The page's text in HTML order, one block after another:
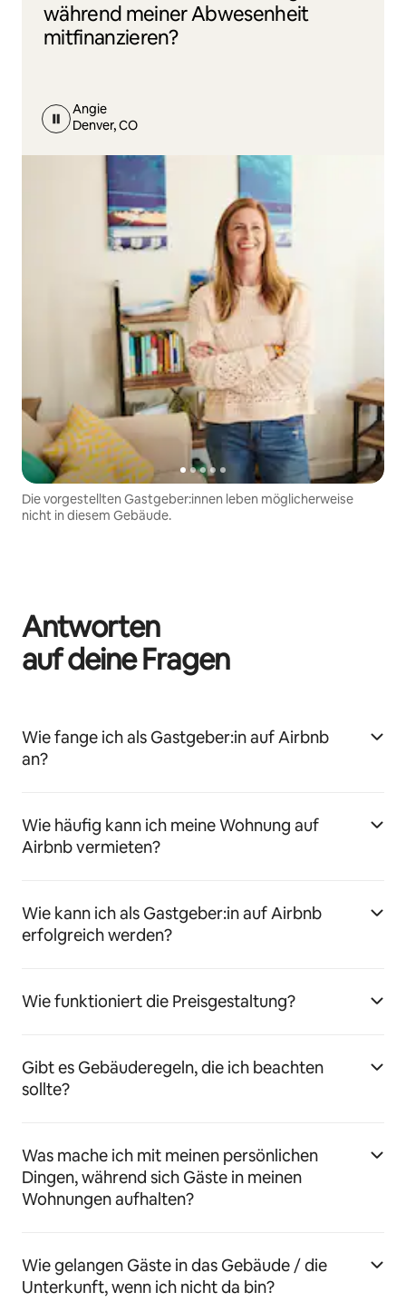
während meiner Abwesenheit
mitfinanzieren?
Angie
Denver, CO
Die vorgestellten Gastgeber:innen leben möglicherweise
nicht in diesem Gebäude.
Antworten
auf deine Fragen
Wie fange ich als Gastgeber:in auf Airbnb
an?
Wie häufig kann ich meine Wohnung auf
Airbnb vermieten?
Wie kann ich als Gastgeber:in auf Airbnb
erfolgreich werden?
Wie funktioniert die Preisgestaltung?
Gibt es Gebäuderegeln, die ich beachten
sollte?
Was mache ich mit meinen persönlichen
Dingen, während sich Gäste in meinen
Wohnungen aufhalten?
Wie gelangen Gäste in das Gebäude / die
Unterkunft, wenn ich nicht da bin?